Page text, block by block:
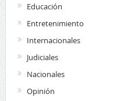
Educación
Entretenimiento
Internacionales
Judiciales
Nacionales
Opinión